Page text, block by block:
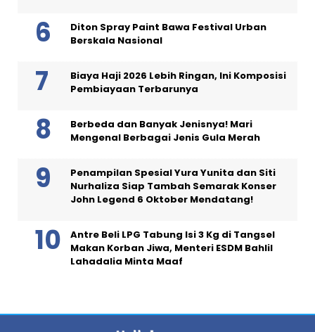
Diton Spray Paint Bawa Festival Urban
Berskala Nasional
Biaya Haji 2026 Lebih Ringan, Ini Komposisi
Pembiayaan Terbarunya
Berbeda dan Banyak Jenisnya! Mari
Mengenal Berbagai Jenis Gula Merah
Penampilan Spesial Yura Yunita dan Siti
Nurhaliza Siap Tambah Semarak Konser
John Legend 6 Oktober Mendatang!
Antre Beli LPG Tabung Isi 3 Kg di Tangsel
Makan Korban Jiwa, Menteri ESDM Bahlil
Lahadalia Minta Maaf